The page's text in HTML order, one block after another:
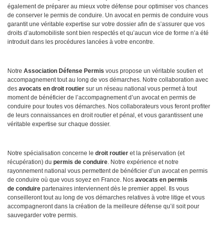
également de préparer au mieux votre défense pour optimiser vos chances
de conserver le permis de conduire. Un avocat en permis de conduire vous
garantit une véritable expertise sur votre dossier afin de s’assurer que vos
droits d’automobiliste sont bien respectés et qu’aucun vice de forme n’a été
introduit dans les procédures lancées à votre encontre.
Notre Association Défense Permis vous propose un véritable soutien et
accompagnement tout au long de vos démarches. Notre collaboration avec
des avocats en droit routier sur un réseau national vous permet à tout
moment de bénéficier de l’accompagnement d’un avocat en permis de
conduire pour toutes vos démarches. Nos collaborateurs vous feront profiter
de leurs connaissances en droit routier et pénal, et vous garantissent une
véritable expertise sur chaque dossier.
Notre spécialisation concerne le droit routier et la préservation (et
récupération) du permis de conduire. Notre expérience et notre
rayonnement national vous permettent de bénéficier d’un avocat en permis
de conduire où que vous soyez en France. Nos avocats en permis
de conduire partenaires interviennent dès le premier appel. Ils vous
conseilleront tout au long de vos démarches relatives à votre litige et vous
accompagneront dans la création de la meilleure défense qu’il soit pour
sauvegarder votre permis.